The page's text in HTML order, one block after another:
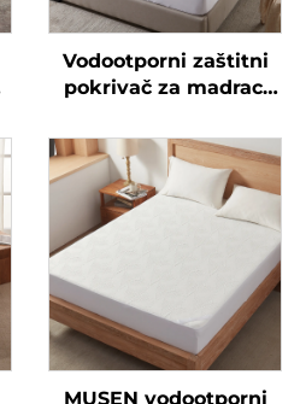
Vodootporni zaštitni
pokrivač za madrac,
bambusa debljine
6"-15", 3D zračna
tkanina za madrac,
tihi, perilom otporan
MUSEN vodootporni